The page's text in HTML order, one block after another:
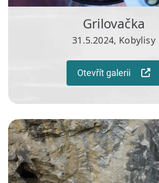
Grilovačka
31.5.2024, Kobylisy
Otevřít galerii